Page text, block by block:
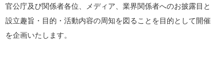
官公庁及び関係者各位、メディア、業界関係者へのお披露目と
設立趣旨・目的・活動内容の周知を図ることを目的として開催
を企画いたします。